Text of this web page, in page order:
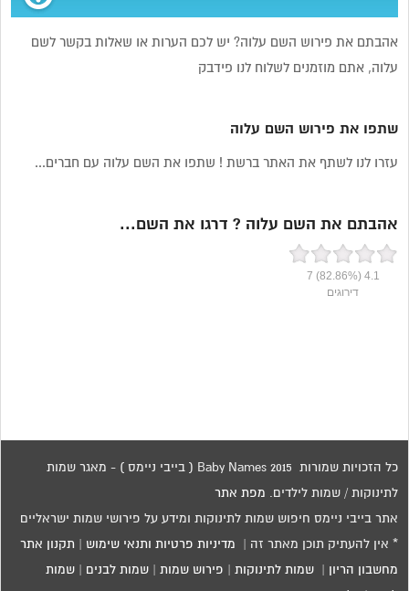
אהבתם את פירוש השם עלוה? יש לכם הערות או שאלות בקשר לשם
עלוה, אתם מוזמנים לשלוח לנו פידבק
שתפו את פירוש השם עלוה
עזרו לנו לשתף את האתר ברשת ! שתפו את השם עלוה עם חברים...
אהבתם את השם עלוה ? דרגו את השם...
4.1
(82.86%)
7
דירוגים
כל הזכויות שמורות 2015 Baby Names ( בייבי ניימס ) - מאגר שמות
לתינוקות / שמות לילדים. מפת אתר
אתר בייבי ניימס חיפוש שמות לתינוקות ומידע על פירושי שמות ישראליים
* אין להעתיק תוכן מאתר זה | מדיניות פרטיות ותנאי שימוש תקנון אתר
מחשבון הריון |שמות לתינוקות פירוש שמות |שמות לבנים |שמות